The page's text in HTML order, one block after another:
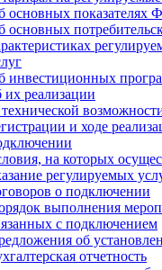
основных показателях
основных
инвестиционных
их реализации
и ходе
на которых
регулируемых
о подключении
выполнения
с подключением
об
отчетность